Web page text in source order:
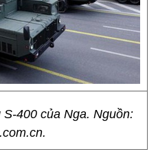
400 của Nga. Nguồn: